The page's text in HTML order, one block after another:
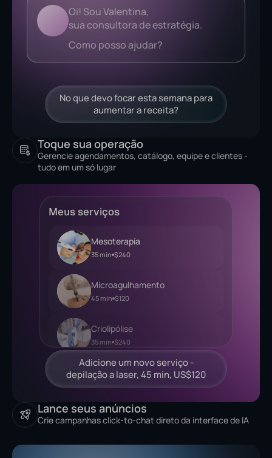
Analisando...
No que devo focar esta semana para
aumentar a receita?
Toque sua operação
Gerencie agendamentos, catálogo, equipe e clientes -
tudo em um só lugar
Meus serviços
Mesoterapia
35 min $240
Microagulhamento
45 min $120
Criolipólise
35 min $240
Lance seus anúncios
Crie campanhas click-to-chat direto da interface de IA